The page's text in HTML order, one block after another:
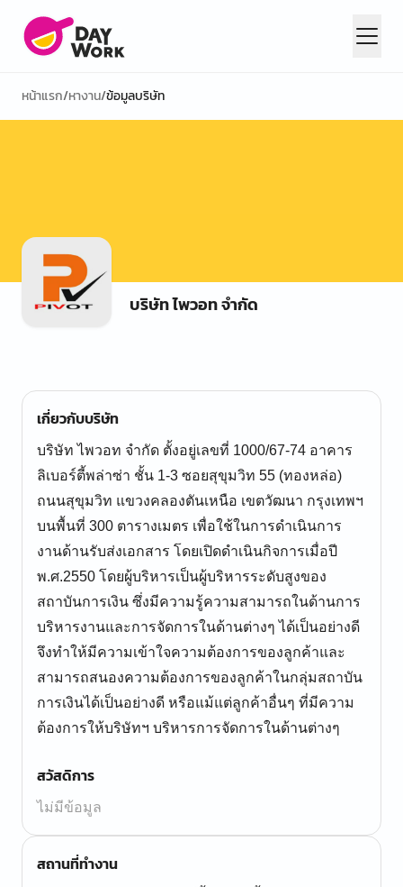
หน้าแรก/หางาน/ข้อมูลบริษัท
บริษัท ไพวอท จำกัด
เกี่ยวกับบริษัท
บริษัท ไพวอท จำกัด ตั้งอยู่เลขที่ 1000/67-74 อาคาร
ลิเบอร์ตี้พล่าซ่า ชั้น 1-3 ซอยสุขุมวิท 55 (ทองหล่อ)
ถนนสุขุมวิท แขวงคลองตันเหนือ เขตวัฒนา กรุงเทพฯ
บนพื้นที่ 300 ตารางเมตร เพื่อใช้ในการดำเนินการ
งานด้านรับส่งเอกสาร โดยเปิดดำเนินกิจการเมื่อปี
พ.ศ.2550 โดยผู้บริหารเป็นผู้บริหารระดับสูงของ
สถาบันการเงิน ซึ่งมีความรู้ความสามารถในด้านการ
บริหารงานและการจัดการในด้านต่างๆ ได้เป็นอย่างดี
จึงทำให้มีความเข้าใจความต้องการของลูกค้าและ
สามารถสนองความต้องการของลูกค้าในกลุ่มสถาบัน
การเงินได้เป็นอย่างดี หรือแม้แต่ลูกค้าอื่นๆ ที่มีความ
ต้องการให้บริษัทฯ บริหารการจัดการในด้านต่างๆ
สวัสดิการ
ไม่มีข้อมูล
สถานที่ทำงาน